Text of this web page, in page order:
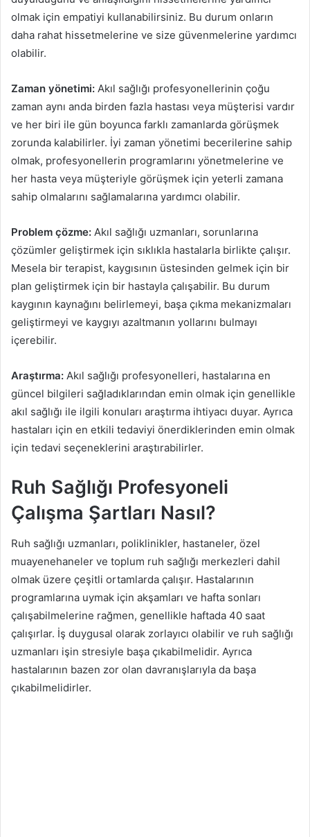
olmak için empatiyi kullanabilirsiniz. Bu durum onların
daha rahat hissetmelerine ve size güvenmelerine yardımcı
olabilir.
Zaman yönetimi: Akıl sağlığı profesyonellerinin çoğu
zaman aynı anda birden fazla hastası veya müşterisi vardır
ve her biri ile gün boyunca farklı zamanlarda görüşmek
zorunda kalabilirler. İyi zaman yönetimi becerilerine sahip
olmak, profesyonellerin programlarını yönetmelerine ve
her hasta veya müşteriyle görüşmek için yeterli zamana
sahip olmalarını sağlamalarına yardımcı olabilir.
Problem çözme: Akıl sağlığı uzmanları, sorunlarına
çözümler geliştirmek için sıklıkla hastalarla birlikte çalışır.
Mesela bir terapist, kaygısının üstesinden gelmek için bir
plan geliştirmek için bir hastayla çalışabilir. Bu durum
kaygının kaynağını belirlemeyi, başa çıkma mekanizmaları
geliştirmeyi ve kaygıyı azaltmanın yollarını bulmayı
içerebilir.
Araştırma: Akıl sağlığı profesyonelleri, hastalarına en
güncel bilgileri sağladıklarından emin olmak için genellikle
akıl sağlığı ile ilgili konuları araştırma ihtiyacı duyar. Ayrıca
hastaları için en etkili tedaviyi önerdiklerinden emin olmak
için tedavi seçeneklerini araştırabilirler.
Ruh Sağlığı Profesyoneli
Çalışma Şartları Nasıl?
Ruh sağlığı uzmanları, poliklinikler, hastaneler, özel
muayenehaneler ve toplum ruh sağlığı merkezleri dahil
olmak üzere çeşitli ortamlarda çalışır. Hastalarının
programlarına uymak için akşamları ve hafta sonları
çalışabilmelerine rağmen, genellikle haftada 40 saat
çalışırlar. İş duygusal olarak zorlayıcı olabilir ve ruh sağlığı
uzmanları işin stresiyle başa çıkabilmelidir. Ayrıca
hastalarının bazen zor olan davranışlarıyla da başa
çıkabilmelidirler.